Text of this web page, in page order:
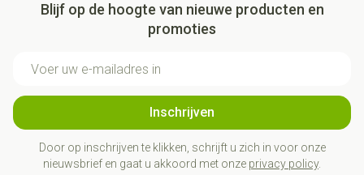
Blijf op de hoogte van nieuwe producten en
promoties
Inschrijven
Door op inschrijven te klikken, schrijft u zich in voor onze
nieuwsbrief en gaat u akkoord met onze privacy policy.